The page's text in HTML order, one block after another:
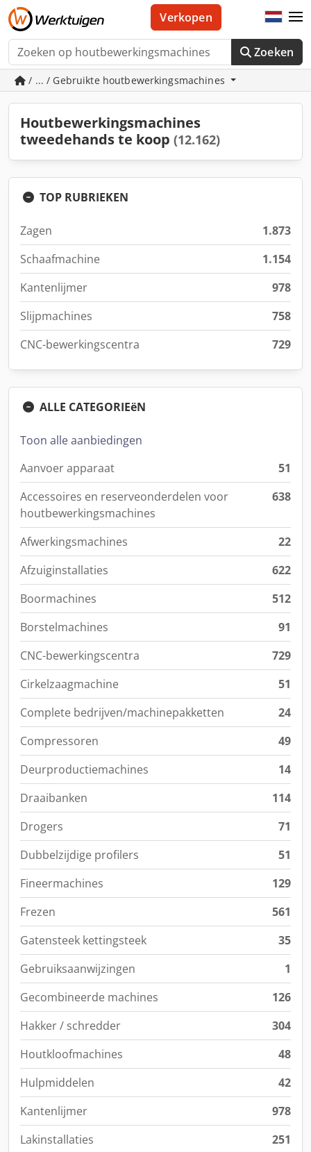
Zoeken
Verkopen
/ ... / Gebruikte houtbewerkingsmachines
Houtbewerkingsmachines
tweedehands te koop (12.162)
TOP RUBRIEKEN
Zagen
1.873
Schaafmachine
1.154
Kantenlijmer
978
Slijpmachines
758
CNC-bewerkingscentra
729
ALLE CATEGORIEëN
Toon alle aanbiedingen
Aanvoer apparaat
51
Accessoires en reserveonderdelen voor
houtbewerkingsmachines
638
Afwerkingsmachines
22
Afzuiginstallaties
622
Boormachines
512
Borstelmachines
91
CNC-bewerkingscentra
729
Cirkelzaagmachine
51
Complete bedrijven/machinepakketten
24
Compressoren
49
Deurproductiemachines
14
Draaibanken
114
Drogers
71
Dubbelzijdige profilers
51
Fineermachines
129
Frezen
561
Gatensteek kettingsteek
35
Gebruiksaanwijzingen
1
Gecombineerde machines
126
Hakker / schredder
304
Houtkloofmachines
48
Hulpmiddelen
42
Kantenlijmer
978
Lakinstallaties
251